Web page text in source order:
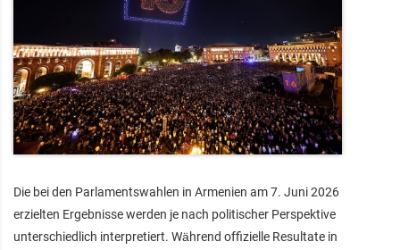
Die bei den Parlamentswahlen in Armenien am 7. Juni 2026
erzielten Ergebnisse werden je nach politischer Perspektive
unterschiedlich interpretiert. Während offizielle Resultate in